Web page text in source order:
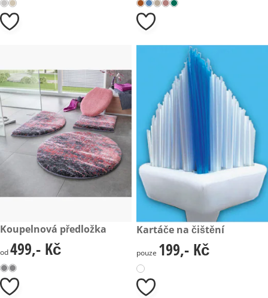
499,- Kč
Koupelnová předložka
499,- Kč
od499,- Kč
199,- Kč
Kartáče na čištění
199,- Kč
pouze 199,- Kč